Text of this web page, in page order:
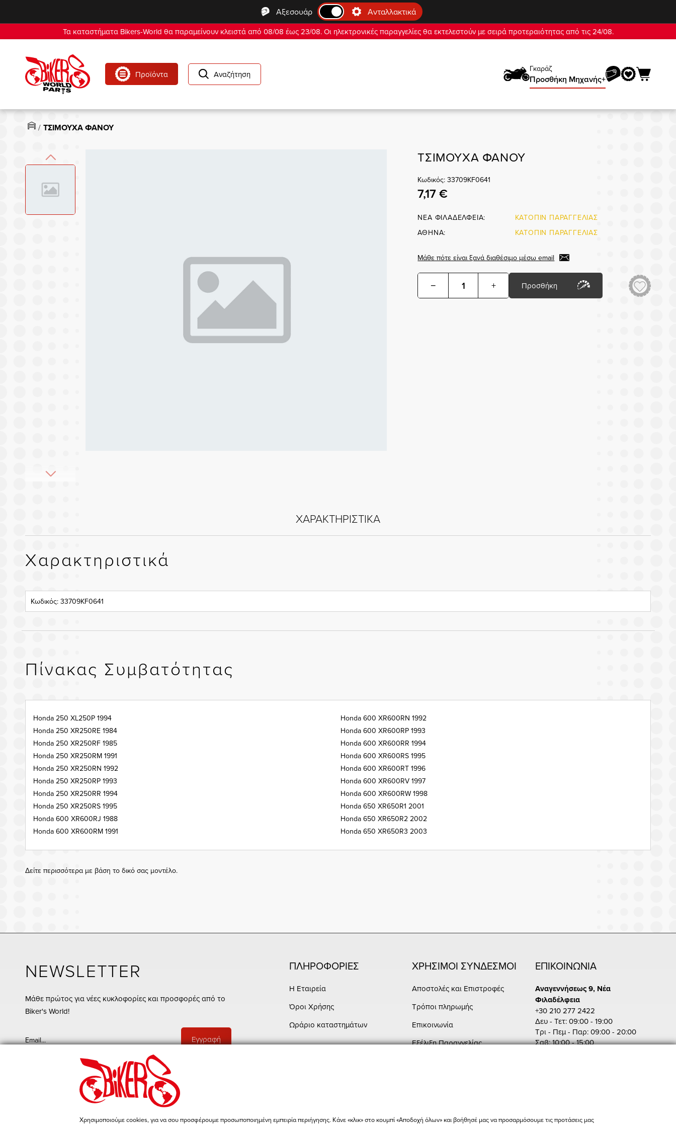
Αξεσουάρ Ανταλλακτικά
Τα καταστήματα Bikers-World θα παραμείνουν κλειστά από 08/08 έως 23/08. Οι ηλεκτρονικές παραγγελίες θα εκτελεστούν με σειρά προτεραιότητας από τις 24/08.
Προϊόντα Αναζήτηση
Γκαράζ
Προσθήκη Mηχανής+
ΤΣΙΜΟΥΧΑ ΦΑΝΟΥ
ΤΣΙΜΟΥΧΑ ΦΑΝΟΥ
Κωδικός: 33709KF0641
7,17 €
ΝΕΑ ΦΙΛΑΔΕΛΦΕΙΑ:
ΚΑΤΟΠΙΝ ΠΑΡΑΓΓΕΛΙΑΣ
ΑΘΗΝΑ:
ΚΑΤΟΠΙΝ ΠΑΡΑΓΓΕΛΙΑΣ
Μάθε πότε είναι ξανά διαθέσιμο μέσω email
− + Προσθήκη
ΧΑΡΑΚΤΗΡΙΣΤΙΚΑ
Χαρακτηριστικά
Κωδικός: 33709KF0641
Πίνακας Συμβατότητας
Honda 250 XL250P 1994
Honda 250 XR250RE 1984
Honda 250 XR250RF 1985
Honda 250 XR250RM 1991
Honda 250 XR250RN 1992
Honda 250 XR250RP 1993
Honda 250 XR250RR 1994
Honda 250 XR250RS 1995
Honda 600 XR600RJ 1988
Honda 600 XR600RM 1991
Honda 600 XR600RN 1992
Honda 600 XR600RP 1993
Honda 600 XR600RR 1994
Honda 600 XR600RS 1995
Honda 600 XR600RT 1996
Honda 600 XR600RV 1997
Honda 600 XR600RW 1998
Honda 650 XR650R1 2001
Honda 650 XR650R2 2002
Honda 650 XR650R3 2003
Δείτε περισσότερα με βάση το δικό σας μοντέλο.
NEWSLETTER
Μάθε πρώτος για νέες κυκλοφορίες και προσφορές από το
Biker's World!
Εγγραφή
Συμφωνώ με τους όρους & προϋποθέσεις
Μπες στη σελίδα μας στο Facebook
ΠΛΗΡΟΦΟΡΙΕΣ
Η Εταιρεία
Όροι Χρήσης
Ωράριο καταστημάτων
ΧΡΗΣΙΜΟΙ ΣΥΝΔΕΣΜΟΙ
Αποστολές και Επιστροφές
Τρόποι πληρωμής
Επικοινωνία
Εξέλιξη Παραγγελίας
ΕΠΙΚΟΙΝΩΝΙΑ
Αναγεννήσεως 9, Νέα
Φιλαδέλφεια
+30 210 277 2422
Δευ - Τετ: 09:00 - 19:00
Τρι - Πεμ - Παρ: 09:00 - 20:00
Σαβ: 10:00 - 15:00
Χρησιμοποιούμε cookies, για να σου προσφέρουμε προσωποποιημένη εμπειρία περιήγησης. Κάνε «κλικ» στο κουμπί «Αποδοχή όλων» και βοήθησέ μας να προσαρμόσουμε τις προτάσεις μας